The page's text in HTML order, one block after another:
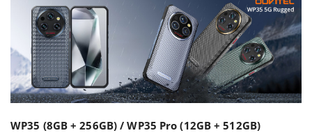
WP35 (8GB + 256GB) / WP35 Pro (12GB + 512GB)